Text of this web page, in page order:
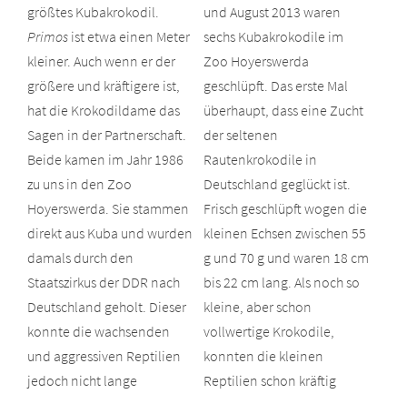
größtes Kubakrokodil.
Primos ist etwa einen Meter
kleiner. Auch wenn er der
größere und kräftigere ist,
hat die Krokodildame das
Sagen in der Partnerschaft.
Beide kamen im Jahr 1986
zu uns in den Zoo
Hoyerswerda. Sie stammen
direkt aus Kuba und wurden
damals durch den
Staatszirkus der DDR nach
Deutschland geholt. Dieser
konnte die wachsenden
und aggressiven Reptilien
jedoch nicht lange
und August 2013 waren
sechs Kubakrokodile im
Zoo Hoyerswerda
geschlüpft. Das erste Mal
überhaupt, dass eine Zucht
der seltenen
Rautenkrokodile in
Deutschland geglückt ist.
Frisch geschlüpft wogen die
kleinen Echsen zwischen 55
g und 70 g und waren 18 cm
bis 22 cm lang. Als noch so
kleine, aber schon
vollwertige Krokodile,
konnten die kleinen
Reptilien schon kräftig